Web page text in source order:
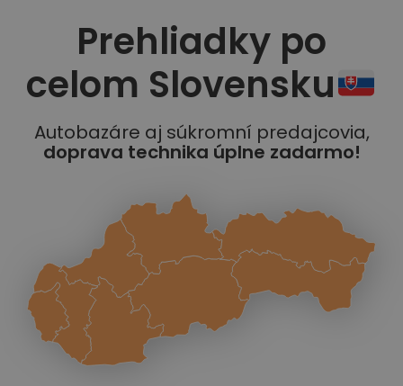
Prehliadky po
celom Slovensku
Autobazáre aj súkromní predajcovia,
doprava technika úplne zadarmo!